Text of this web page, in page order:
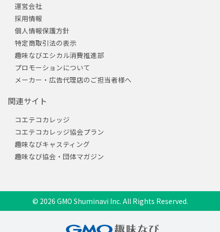
運営会社
採用情報
個人情報保護方針
特定商取引法の表示
趣味なびエシカル消費推進部
プロモーションについて
メーカー・広告代理店のご担当者様へ
関連サイト
コエテコカレッジ
コエテコカレッジ協会プラン
趣味なびキャスティング
趣味なび協会・団体マガジン
© 2026 GMO Shuminavi Inc. All Rights Reserved.